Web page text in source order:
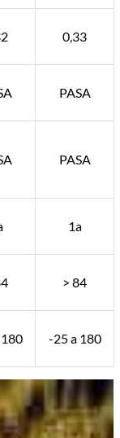
0,33
PASA
PASA
1a
> 84
-25 a 180